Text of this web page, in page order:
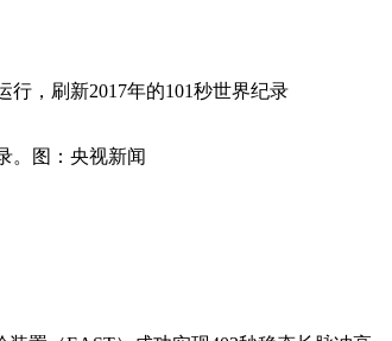
，刷新2017年的101秒世界纪录
。图：央视新闻